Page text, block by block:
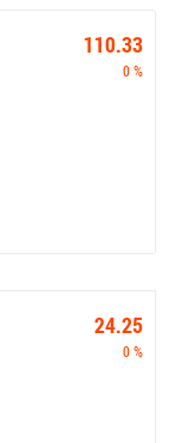
110.33
0 %
24.25
0 %